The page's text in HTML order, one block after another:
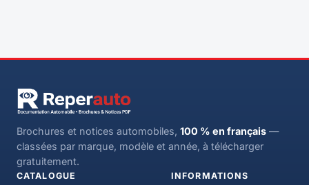
Brochures et notices automobiles, 100 % en français —
classées par marque, modèle et année, à télécharger
gratuitement.
CATALOGUE INFORMATIONS